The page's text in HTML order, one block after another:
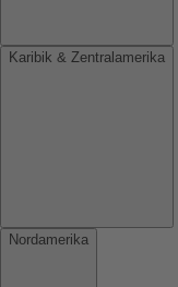
Karibik & Zentralamerika
Nordamerika